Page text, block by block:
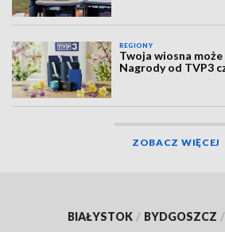
REGIONY
Twoja wiosna może
Nagrody od TVP3
ZOBACZ WIĘCEJ
BIAŁYSTOK / BYDGOSZCZ /